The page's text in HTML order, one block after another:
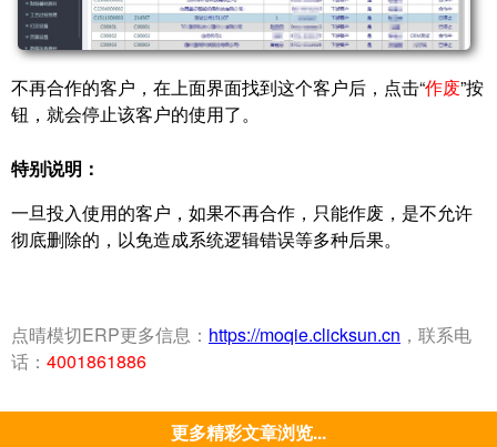
不再合作的客户，在上面界面找到这个客户后，点击“作废”按
钮，就会停止该客户的使用了。
特别说明：
一旦投入使用的客户，如果不再合作，只能作废，是不允许
彻底删除的，以免造成系统逻辑错误等多种后果。
点晴模切ERP更多信息： https://moqie.clicksun.cn ，联系电
话： 4001861886
更多精彩文章浏览...